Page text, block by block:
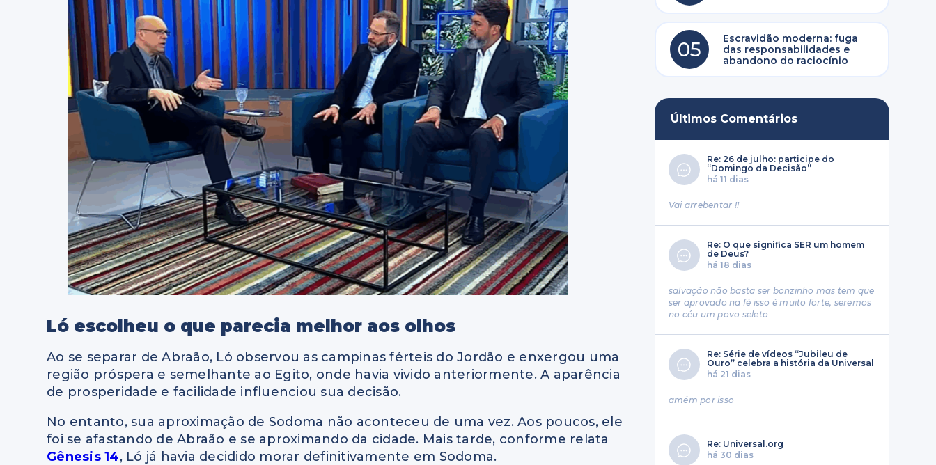
Ló escolheu o que parecia melhor aos olhos
Ao se separar de Abraão, Ló observou as campinas férteis do Jordão e enxergou uma
região próspera e semelhante ao Egito, onde havia vivido anteriormente. A aparência
de prosperidade e facilidade influenciou sua decisão.
No entanto, sua aproximação de Sodoma não aconteceu de uma vez. Aos poucos, ele
foi se afastando de Abraão e se aproximando da cidade. Mais tarde, conforme relata
Gênesis 14, Ló já havia decidido morar definitivamente em Sodoma.
05
Escravidão moderna: fuga
das responsabilidades e
abandono do raciocínio
Últimos Comentários
Re: 26 de julho: participe do
“Domingo da Decisão”
há 11 dias
Vai arrebentar !!
Re: O que significa SER um homem
de Deus?
há 18 dias
salvação não basta ser bonzinho mas tem que
ser aprovado na fé isso é muito forte, seremos
no céu um povo seleto
Re: Série de vídeos “Jubileu de
Ouro” celebra a história da Universal
há 21 dias
amém por isso
Re: Universal.org
há 30 dias